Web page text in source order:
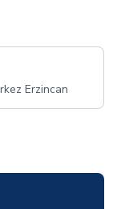
Erzincan